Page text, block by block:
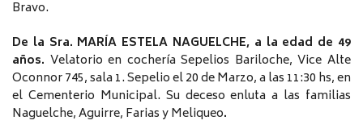
Bravo.
De la Sra. MARÍA ESTELA NAGUELCHE, a la edad de 49
años. Velatorio en cochería Sepelios Bariloche, Vice Alte
Oconnor 745, sala 1. Sepelio el 20 de Marzo, a las 11:30 hs, en
el Cementerio Municipal. Su deceso enluta a las familias
Naguelche, Aguirre, Farias y Meliqueo.